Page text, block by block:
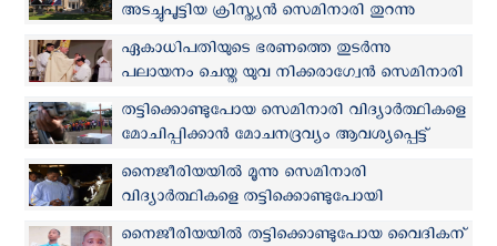
അടച്ചുപൂട്ടിയ ക്രിസ്ത്യൻ സെമിനാരി തുറന്നു
നല്‍കാന്‍ എർദോഗന്റെ ഇടപെടല്‍
ഏകാധിപതിയുടെ ഭരണത്തെ തുടര്‍ന്നു
പലായനം ചെയ്ത യുവ നിക്കരാഗ്വേൻ സെമിനാരി
വിദ്യാർത്ഥി തിരുപ്പട്ടം സ്വീകരിച്ചു
തട്ടിക്കൊണ്ടുപോയ സെമിനാരി വിദ്യാർത്ഥികളെ
മോചിപ്പിക്കാന്‍ മോചനദ്രവ്യം ആവശ്യപ്പെട്ട്
അക്രമികള്‍
നൈജീരിയയില്‍ മൂന്നു സെമിനാരി
വിദ്യാര്‍ത്ഥികളെ തട്ടിക്കൊണ്ടുപോയി
നൈജീരിയയില്‍ തട്ടിക്കൊണ്ടുപോയ വൈദികന്